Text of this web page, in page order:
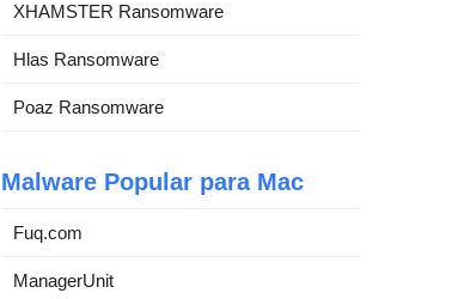
XHAMSTER Ransomware
Hlas Ransomware
Poaz Ransomware
Malware Popular para Mac
Fuq.com
ManagerUnit